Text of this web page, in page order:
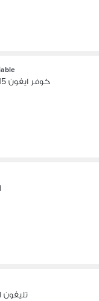
تليفون